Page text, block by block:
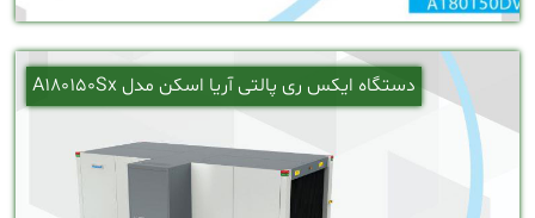
دستگاه ایکس ری پالتی آریا اسکن مدل A180150Sx